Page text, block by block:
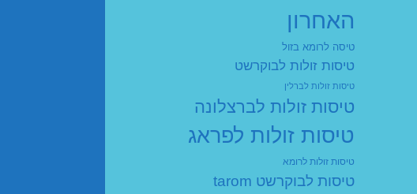
האחרון
טיסה לרומא בזול
טיסות זולות לבוקרשט
טיסות זולות לברלין
טיסות זולות לברצלונה
טיסות זולות לפראג
טיסות זולות לרומא
טיסות לבוקרשט tarom